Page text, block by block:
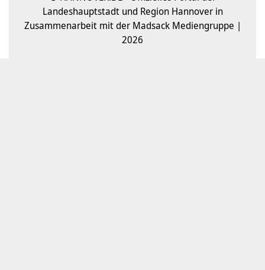
Landeshauptstadt und Region Hannover in
Zusammenarbeit mit der Madsack Mediengruppe |
2026